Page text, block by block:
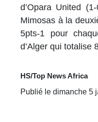
d’Opara United
Mimosas à la
5pts-1 pour
d’Alger qui totalise
HS/Top News Africa
Publié le dimanche 5